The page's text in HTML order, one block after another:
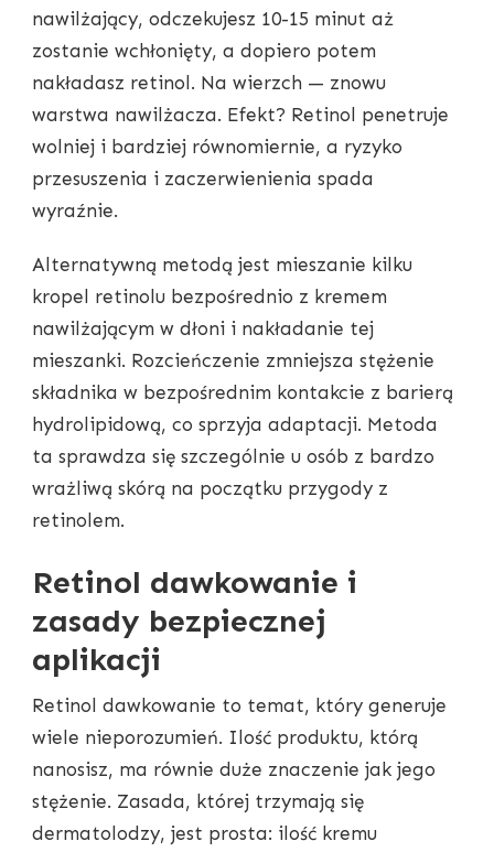
nawilżający, odczekujesz 10-15 minut aż
zostanie wchłonięty, a dopiero potem
nakładasz retinol. Na wierzch — znowu
warstwa nawilżacza. Efekt? Retinol penetruje
wolniej i bardziej równomiernie, a ryzyko
przesuszenia i zaczerwienienia spada
wyraźnie.
Alternatywną metodą jest mieszanie kilku
kropel retinolu bezpośrednio z kremem
nawilżającym w dłoni i nakładanie tej
mieszanki. Rozcieńczenie zmniejsza stężenie
składnika w bezpośrednim kontakcie z barierą
hydrolipidową, co sprzyja adaptacji. Metoda
ta sprawdza się szczególnie u osób z bardzo
wrażliwą skórą na początku przygody z
retinolem.
Retinol dawkowanie i
zasady bezpiecznej
aplikacji
Retinol dawkowanie to temat, który generuje
wiele nieporozumień. Ilość produktu, którą
nanosisz, ma równie duże znaczenie jak jego
stężenie. Zasada, której trzymają się
dermatolodzy, jest prosta: ilość kremu